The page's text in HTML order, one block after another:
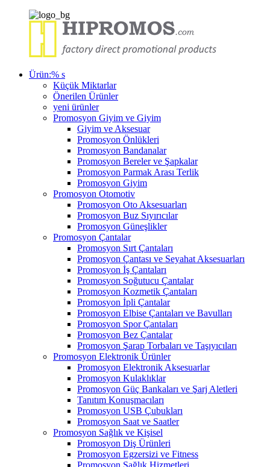
Ürün:% s
Küçük Miktarlar
Önerilen Ürünler
yeni ürünler
Promosyon Giyim ve Giyim
Giyim ve Aksesuar
Promosyon Önlükleri
Promosyon Bandanalar
Promosyon Bereler ve Şapkalar
Promosyon Parmak Arası Terlik
Promosyon Giyim
Promosyon Otomotiv
Promosyon Oto Aksesuarları
Promosyon Buz Sıyırıcılar
Promosyon Güneşlikler
Promosyon Çantalar
Promosyon Sırt Çantaları
Promosyon Çantası ve Seyahat Aksesuarları
Promosyon İş Çantaları
Promosyon Soğutucu Çantalar
Promosyon Kozmetik Çantaları
Promosyon İpli Çantalar
Promosyon Elbise Çantaları ve Bavulları
Promosyon Spor Çantaları
Promosyon Bez Çantalar
Promosyon Şarap Torbaları ve Taşıyıcıları
Promosyon Elektronik Ürünler
Promosyon Elektronik Aksesuarlar
Promosyon Kulaklıklar
Promosyon Güç Bankaları ve Şarj Aletleri
Tanıtım Konuşmacıları
Promosyon USB Çubukları
Promosyon Saat ve Saatler
Promosyon Sağlık ve Kişisel
Promosyon Diş Ürünleri
Promosyon Egzersizi ve Fitness
Promosyon Sağlık Hizmetleri